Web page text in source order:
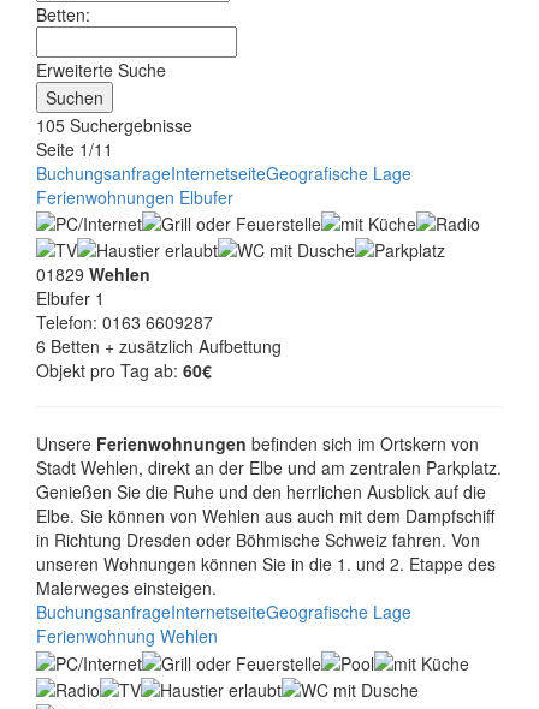
Betten:
Erweiterte Suche
105 Suchergebnisse
Seite 1/11
BuchungsanfrageInternetseiteGeografische Lage
Ferienwohnungen Elbufer
01829 Wehlen
Elbufer 1
Telefon: 0163 6609287
6 Betten + zusätzlich Aufbettung
Objekt pro Tag ab: 60€
Unsere Ferienwohnungen befinden sich im Ortskern von
Stadt Wehlen, direkt an der Elbe und am zentralen Parkplatz.
Genießen Sie die Ruhe und den herrlichen Ausblick auf die
Elbe. Sie können von Wehlen aus auch mit dem Dampfschiff
in Richtung Dresden oder Böhmische Schweiz fahren. Von
unseren Wohnungen können Sie in die 1. und 2. Etappe des
Malerweges einsteigen.
BuchungsanfrageInternetseiteGeografische Lage
Ferienwohnung Wehlen